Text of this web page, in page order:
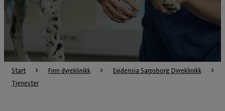
Start Finn dyreklinikk
Evidensia Sarpsborg Dyreklinikk
Tjenester